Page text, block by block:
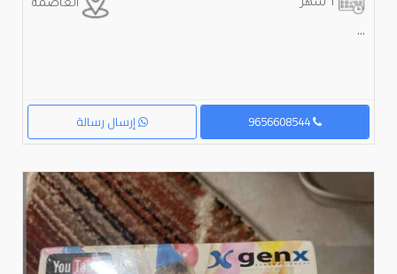
العاصمة
...
إرسال رسالة